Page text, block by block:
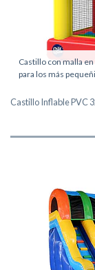
Castillo con malla
para los más
Castillo Inflable PVC